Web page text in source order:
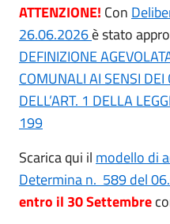
ATTENZIONE! Con
26.06.2026è stato
DEFINIZIONE
COMUNALI AI SENSI
DELL’ART. 1 DELLA
199
Scarica qui il modello di
Determina n. 589 del
entro il 30 Settembre